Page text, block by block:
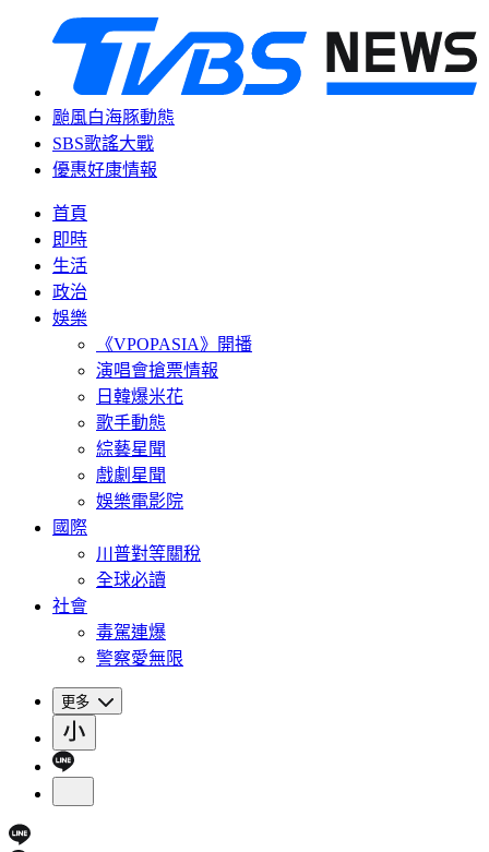
颱風白海豚動態
SBS歌謠大戰
優惠好康情報
首頁
即時
生活
政治
娛樂
《VPOPASIA》開播
演唱會搶票情報
日韓爆米花
歌手動態
綜藝星聞
戲劇星聞
娛樂電影院
國際
川普對等關稅
全球必讀
社會
毒駕連爆
警察愛無限
更多